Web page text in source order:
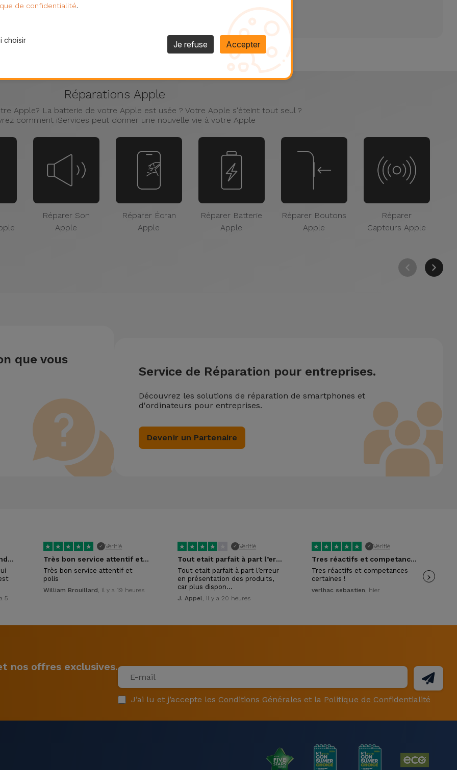
Réparations Apple
Apple? La batterie de votre Apple est usée ? Votre Apple s'éteint tout seul ?
comment iServices peut donner une nouvelle vie à votre Apple
Réparer Son
Apple
Réparer Écran
Apple
Réparer Batterie
Apple
Réparer Boutons
Apple
Réparer
Capteurs Apple
que vous
Service de Réparation pour entreprises.
Découvrez les solutions de réparation de smartphones et
d'ordinateurs pour entreprises.
Devenir un Partenaire
Merci à la conseillère vendeuse
5
★ ★ ★ ★ ★ ✓ Vérifié
Très bon service attentif et polis
Très bon service attentif et
polis
William Brouillard, il y a 19 heures
★ ★ ★ ★ ✓ Vérifié
Tout etait parfait à part l’erreur en…
Tout etait parfait à part l’erreur
en présentation des produits,
car plus dispon…
J. Appel, il y a 20 heures
★ ★ ★ ★ ★ ✓ Vérifié
Tres réactifs et competances certaines !
Tres réactifs et competances
certaines !
verlhac sebastien, hier
›
nos offres exclusives.
J’ai lu et j’accepte les Conditions Générales et la Politique de Confidentialité
de confidentialité.
choisir Je refuse Accepter